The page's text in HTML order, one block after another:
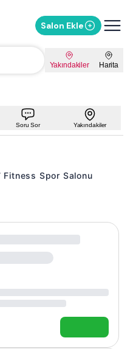
Salon Ekle
Yakındakiler Harita
Soru Sor Yakındakiler
Spor Salonu